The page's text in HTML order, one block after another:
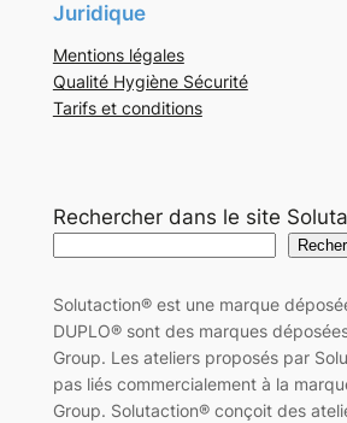
Juridique
Mentions légales
Qualité Hygiène Sécurité
Tarifs et conditions
Rechercher dans le site
Solutaction® est une marque
DUPLO® sont des marques
Group. Les ateliers proposés par
pas liés commercialement à la
Group. Solutaction® conçoit des